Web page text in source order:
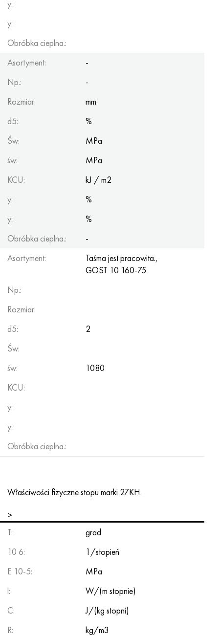
y:
y:
Obróbka cieplna.:
Asortyment:
-
Np.:
-
Rozmiar:
mm
d5:
%
Św:
MPa
św:
MPa
KCU:
kJ / m2
y:
%
y:
%
Obróbka cieplna.:
-
Asortyment:
Taśma jest pracowita.,
GOST 10 160-75
Np.:
Rozmiar:
d5:
2
Św:
św:
1080
KCU:
y:
y:
Obróbka cieplna.:
Właściwości fizyczne stopu marki 27KH.
>
T:
grad
10 6:
1/stopień
E 10-5:
MPa
l:
W/(m stopnie)
C:
J/(kg stopni)
R:
kg/m3
Hastelloy C-276
Hastelloy C2000
Hastelloy x
Udimet 500
40XFA, 1.7223, AISI 4142
45X, 45h, 1,7035
A40G, 44smn28, 1.0762, 46s20